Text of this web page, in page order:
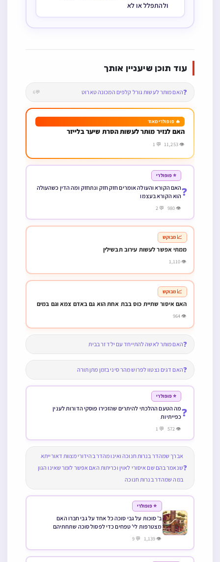
ולהתפלל או לא
עוד תוכן שיעניין אותך
❓האם מותר לעשות גורל קלפים המכונה טארוט 💬6
🔥 פופולרי מאוד
האם לנזיר מותר לעשות הסרת שיער בלייזר
👁 11,253 💬 1
❓
⭐ פופולרי
האם הקורא והעולה אומרים חזק חזק ונתחזק ומה הדין כשהעולה
הוא הקורא בעצמו
👁 980 💬 2
📈 מבוקש
ממתי אפשר לעשות עירוב תבשילין
👁 1,110
📈 מבוקש
האם איסור שתיית כוס בבת אחת הוא גם באדם צמא וגם במים
👁 964
❓האם מותר לאשה להתייחד עם ילד זר בבית
❓האם דגים נצטוו לפרוש מהר סיני בזמן מתן תורה
❓
⭐ פופולרי
מה הטעם ההלכתי להיתרים שהזכירו פוסקי הדורות לענין
כפייתיות
👁 572 💬 1
❓
אברך שמהדר בנרות חנוכה ואינו מהדר בהידורי מצוות דאורייתא
שנאמר בהם שם איסורי לאוין וכריתות האם אפשר לומר שאינו הגון
במה שמהדר בנרות חנוכה
⭐ פופולרי
ב’ סוכות על גבי סוכה כל אחד על גבי חברו האם
מצטרפות לי’ טפחים כדי לפסול סוכה שתחתיהם
👁 1,139 💬 9